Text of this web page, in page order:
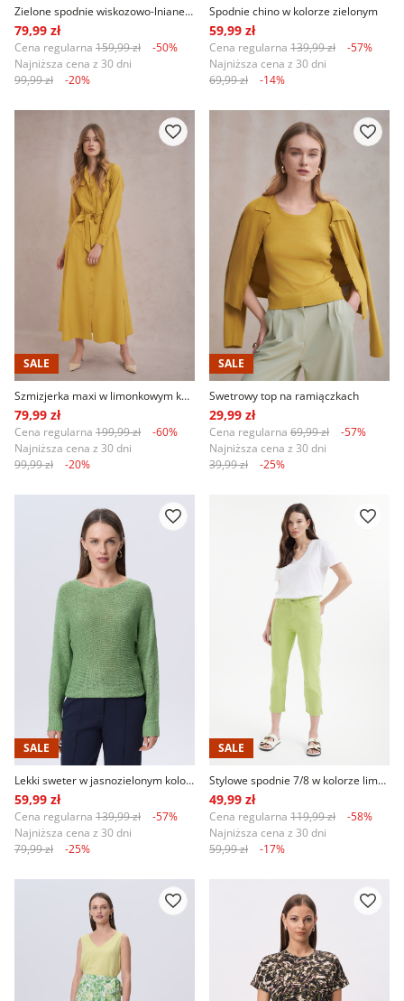
Zielone spodnie wiskozowo-lniane typu culotte
79,99 zł
Cena regularna 159,99 zł
-50%
Najniższa cena z 30 dni
99,99 zł
-20%
Spodnie chino w kolorze zielonym
59,99 zł
Cena regularna 139,99 zł
-57%
Najniższa cena z 30 dni
69,99 zł
-14%
SALE
Szmizjerka maxi w limonkowym kolorze
79,99 zł
Cena regularna 199,99 zł
-60%
Najniższa cena z 30 dni
99,99 zł
-20%
SALE
Swetrowy top na ramiączkach
29,99 zł
Cena regularna 69,99 zł
-57%
Najniższa cena z 30 dni
39,99 zł
-25%
SALE
Lekki sweter w jasnozielonym kolorze
59,99 zł
Cena regularna 139,99 zł
-57%
Najniższa cena z 30 dni
79,99 zł
-25%
SALE
Stylowe spodnie 7/8 w kolorze limonkowym
49,99 zł
Cena regularna 119,99 zł
-58%
Najniższa cena z 30 dni
59,99 zł
-17%